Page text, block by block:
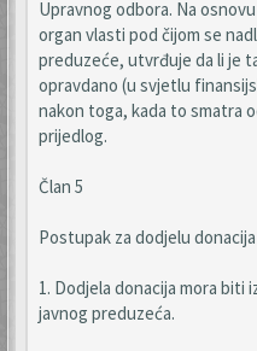
Upravnog odbora. Na
organ vlasti pod čijom se
preduzeće, utvrđuje da li je
opravdano (u svjetlu
nakon toga, kada to smatra
prijedlog.
Član 5
Postupak za dodjelu donacija
1. Dodjela donacija mora
javnog preduzeća.